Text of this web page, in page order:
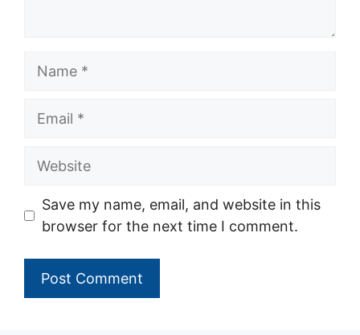
Website
Save my name, email, and website in this
browser for the next time I comment.